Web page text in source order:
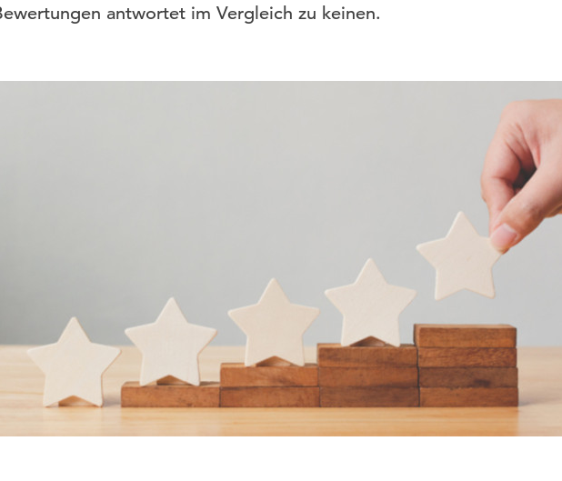
antwortet im Vergleich zu keinen.